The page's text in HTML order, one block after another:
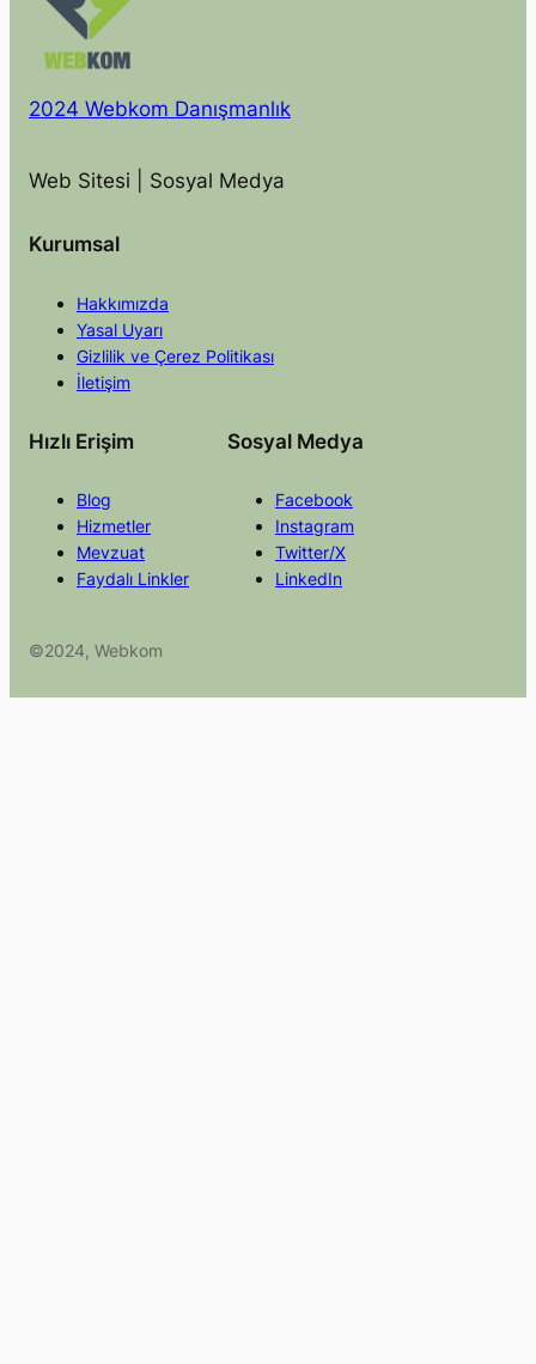
2024 Webkom Danışmanlık
Web Sitesi | Sosyal Medya
Kurumsal
Hakkımızda
Yasal Uyarı
Gizlilik ve Çerez Politikası
İletişim
Hızlı Erişim
Blog
Hizmetler
Mevzuat
Faydalı Linkler
Sosyal Medya
Facebook
Instagram
Twitter/X
LinkedIn
©2024, Webkom